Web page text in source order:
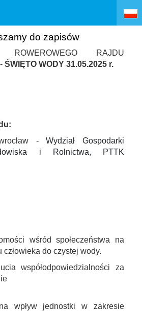
do zapisów
ROWEROWEGO RAJDU
ŚWIĘTO WODY 31.05.2025 r.
-Wydział Gospodarki
i Rolnictwa, PTTK
wśród społeczeństwa na
człowieka do czystej wody.
współodpowiedzialności za
wpływ jednostki w zakresie